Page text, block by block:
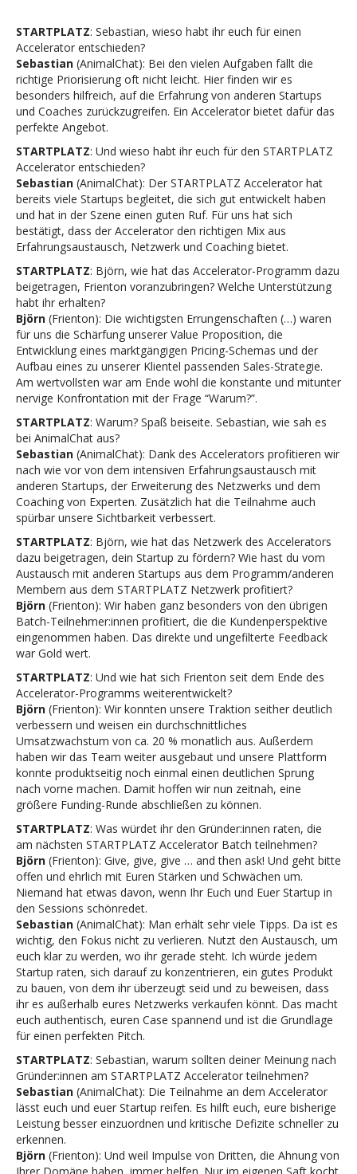
STARTPLATZ: Sebastian, wieso habt ihr euch für einen
Accelerator entschieden?
Sebastian (AnimalChat): Bei den vielen Aufgaben fällt die
richtige Priorisierung oft nicht leicht. Hier finden wir es
besonders hilfreich, auf die Erfahrung von anderen Startups
und Coaches zurückzugreifen. Ein Accelerator bietet dafür das
perfekte Angebot.
STARTPLATZ: Und wieso habt ihr euch für den STARTPLATZ
Accelerator entschieden?
Sebastian (AnimalChat): Der STARTPLATZ Accelerator hat
bereits viele Startups begleitet, die sich gut entwickelt haben
und hat in der Szene einen guten Ruf. Für uns hat sich
bestätigt, dass der Accelerator den richtigen Mix aus
Erfahrungsaustausch, Netzwerk und Coaching bietet.
STARTPLATZ: Björn, wie hat das Accelerator-Programm dazu
beigetragen, Frienton voranzubringen? Welche Unterstützung
habt ihr erhalten?
Björn (Frienton): Die wichtigsten Errungenschaften (…) waren
für uns die Schärfung unserer Value Proposition, die
Entwicklung eines marktgängigen Pricing-Schemas und der
Aufbau eines zu unserer Klientel passenden Sales-Strategie.
Am wertvollsten war am Ende wohl die konstante und mitunter
nervige Konfrontation mit der Frage “Warum?”.
STARTPLATZ: Warum? Spaß beiseite. Sebastian, wie sah es
bei AnimalChat aus?
Sebastian (AnimalChat): Dank des Accelerators profitieren wir
nach wie vor von dem intensiven Erfahrungsaustausch mit
anderen Startups, der Erweiterung des Netzwerks und dem
Coaching von Experten. Zusätzlich hat die Teilnahme auch
spürbar unsere Sichtbarkeit verbessert.
STARTPLATZ: Björn, wie hat das Netzwerk des Accelerators
dazu beigetragen, dein Startup zu fördern? Wie hast du vom
Austausch mit anderen Startups aus dem Programm/anderen
Membern aus dem STARTPLATZ Netzwerk profitiert?
Björn (Frienton): Wir haben ganz besonders von den übrigen
Batch-Teilnehmer:innen profitiert, die die Kundenperspektive
eingenommen haben. Das direkte und ungefilterte Feedback
war Gold wert.
STARTPLATZ: Und wie hat sich Frienton seit dem Ende des
Accelerator-Programms weiterentwickelt?
Björn (Frienton): Wir konnten unsere Traktion seither deutlich
verbessern und weisen ein durchschnittliches
Umsatzwachstum von ca. 20 % monatlich aus. Außerdem
haben wir das Team weiter ausgebaut und unsere Plattform
konnte produktseitig noch einmal einen deutlichen Sprung
nach vorne machen. Damit hoffen wir nun zeitnah, eine
größere Funding-Runde abschließen zu können.
STARTPLATZ: Was würdet ihr den Gründer:innen raten, die
am nächsten STARTPLATZ Accelerator Batch teilnehmen?
Björn (Frienton): Give, give, give … and then ask! Und geht bitte
offen und ehrlich mit Euren Stärken und Schwächen um.
Niemand hat etwas davon, wenn Ihr Euch und Euer Startup in
den Sessions schönredet.
Sebastian (AnimalChat): Man erhält sehr viele Tipps. Da ist es
wichtig, den Fokus nicht zu verlieren. Nutzt den Austausch, um
euch klar zu werden, wo ihr gerade steht. Ich würde jedem
Startup raten, sich darauf zu konzentrieren, ein gutes Produkt
zu bauen, von dem ihr überzeugt seid und zu beweisen, dass
ihr es außerhalb eures Netzwerks verkaufen könnt. Das macht
euch authentisch, euren Case spannend und ist die Grundlage
für einen perfekten Pitch.
STARTPLATZ: Sebastian, warum sollten deiner Meinung nach
Gründer:innen am STARTPLATZ Accelerator teilnehmen?
Sebastian (AnimalChat): Die Teilnahme an dem Accelerator
lässt euch und euer Startup reifen. Es hilft euch, eure bisherige
Leistung besser einzuordnen und kritische Defizite schneller zu
erkennen.
Björn (Frienton): Und weil Impulse von Dritten, die Ahnung von